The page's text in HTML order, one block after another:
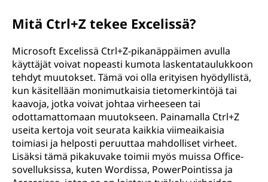
Mitä Ctrl+Z tekee Excelissä?
Microsoft Excelissä Ctrl+Z-pikanäppäimen avulla
käyttäjät voivat nopeasti kumota laskentataulukkoon
tehdyt muutokset. Tämä voi olla erityisen hyödyllistä,
kun käsitellään monimutkaisia tietomerkintöjä tai
kaavoja, jotka voivat johtaa virheeseen tai
odottamattomaan muutokseen. Painamalla Ctrl+Z
useita kertoja voit seurata kaikkia viimeaikaisia
toimiasi ja helposti peruuttaa mahdolliset virheet.
Lisäksi tämä pikakuvake toimii myös muissa Office-
sovelluksissa, kuten Wordissa, PowerPointissa ja